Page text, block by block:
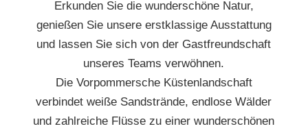
Erkunden Sie die wunderschöne Natur,
genießen Sie unsere erstklassige Ausstattung
und lassen Sie sich von der Gastfreundschaft
unseres Teams verwöhnen.
Die Vorpommersche Küstenlandschaft
verbindet weiße Sandstrände, endlose Wälder
und zahlreiche Flüsse zu einer wunderschönen